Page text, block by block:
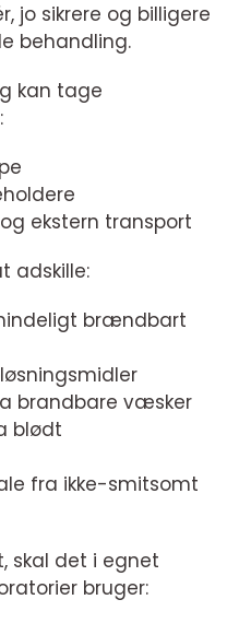
jo sikrere og billigere
behandling.
kan tage
ekstern transport
adskille:
brændbart
brandbare væsker
blødt
fra ikke-smitsomt
skal det i egnet
bruger: